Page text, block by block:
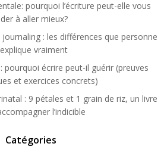
pourquoi l’écriture peut-elle vous
à aller mieux?
: les différences que personne
vraiment
pourquoi écrire peut-il guérir (preuves
et exercices concrets)
: 9 pétales et 1 grain de riz, un livre
l’indicible
Catégories